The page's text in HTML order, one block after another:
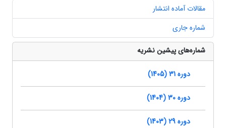
مقالات آماده انتشار
شماره جاری
شماره‌های پیشین نشریه
دوره 31 (1405)
دوره 30 (1404)
دوره 29 (1403)